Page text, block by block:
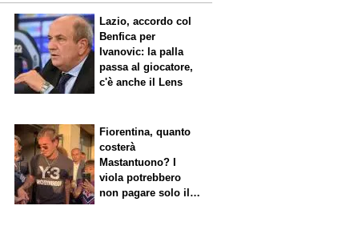
Lazio, accordo col
Benfica per
Ivanovic: la palla
passa al giocatore,
c'è anche il Lens
Fiorentina, quanto
costerà
Mastantuono? I
viola potrebbero
non pagare solo il